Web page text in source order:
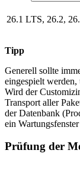
26.1 LTS, 26.2,
Tipp
Generell sollte
eingespielt
Wird der
Transport aller
der Datenbank
ein
Prüfung der